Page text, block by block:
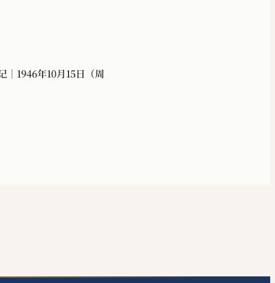
｜1946年10月15日（周